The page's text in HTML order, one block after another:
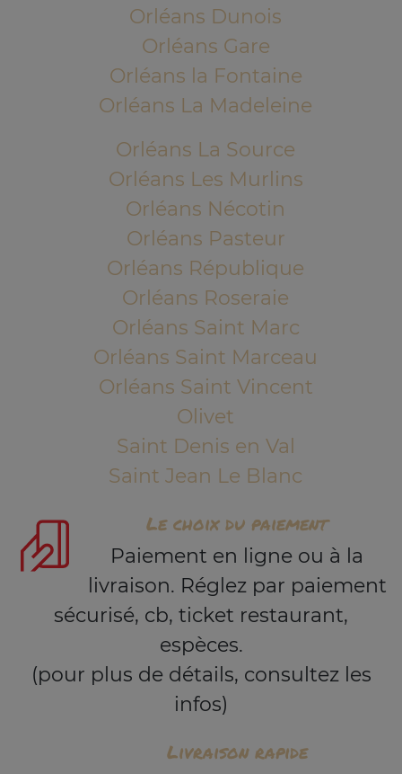
Orléans Dunois
Orléans Gare
Orléans la Fontaine
Orléans La Madeleine
Orléans La Source
Orléans Les Murlins
Orléans Nécotin
Orléans Pasteur
Orléans République
Orléans Roseraie
Orléans Saint Marc
Orléans Saint Marceau
Orléans Saint Vincent
Olivet
Saint Denis en Val
Saint Jean Le Blanc
Le choix du paiement
Paiement en ligne ou à la
livraison. Réglez par paiement
sécurisé, cb, ticket restaurant,
espèces.
(pour plus de détails, consultez les
infos)
Livraison rapide